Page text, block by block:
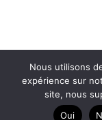
Nous utilisons
expérience sur
site, nous
Oui